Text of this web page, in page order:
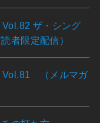
ザ・シング
者限定配信）
（メルマガ